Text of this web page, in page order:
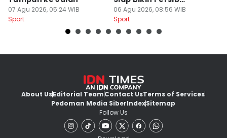
07 Agu 2026, 05:24 WIB
Sport
Tumbang
06 Agu 2026, 08:56 WIB
Sport
About UsEditorial TeamContact UsTerms of Services
Pedoman Media SiberIndexSitemap
Follow Us